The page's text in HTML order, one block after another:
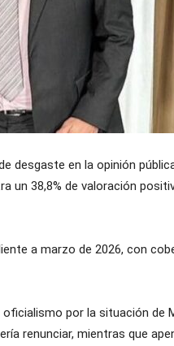
desgaste en la opinión
un 38,8% de valoración
a marzo de 2026, con
por la situación de
renunciar, mientras que